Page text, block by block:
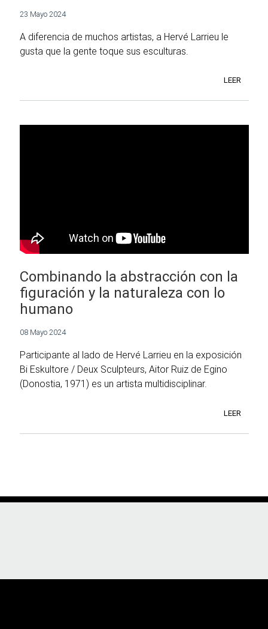
23 Mayo 2024
A diferencia de muchos artistas, a Hervé Larrieu le
gusta que la gente toque sus esculturas.
LEER
Combinando la abstracción con la
figuración y la naturaleza con lo
humano
08 Mayo 2024
Participante al lado de Hervé Larrieu en la exposición
Bi Eskultore / Deux Sculpteurs, Aitor Ruiz de Egino
(Donostia, 1971) es un artista multidisciplinar.
LEER